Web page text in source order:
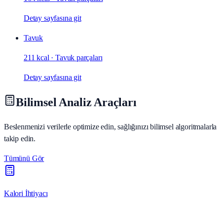
Detay sayfasına git
Tavuk
211 kcal ·Tavuk parçaları
Detay sayfasına git
Bilimsel Analiz Araçları
Beslenmenizi verilerle optimize edin, sağlığınızı bilimsel algoritmalarla
takip edin.
Tümünü Gör
Kalori İhtiyacı